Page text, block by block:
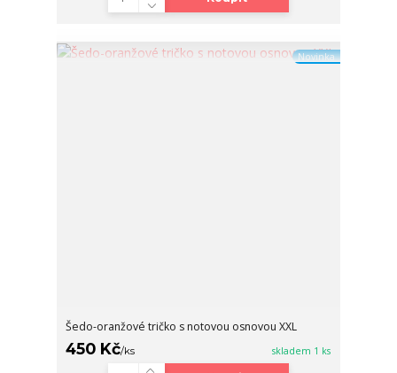
Novinka
Šedo-oranžové tričko s notovou osnovou XXL
450 Kč/ks skladem 1 ks